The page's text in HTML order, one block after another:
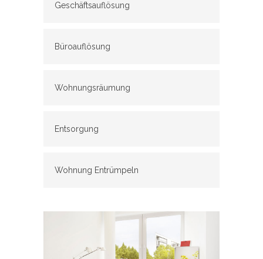
Geschäftsauflösung
Büroauflösung
Wohnungsräumung
Entsorgung
Wohnung Entrümpeln